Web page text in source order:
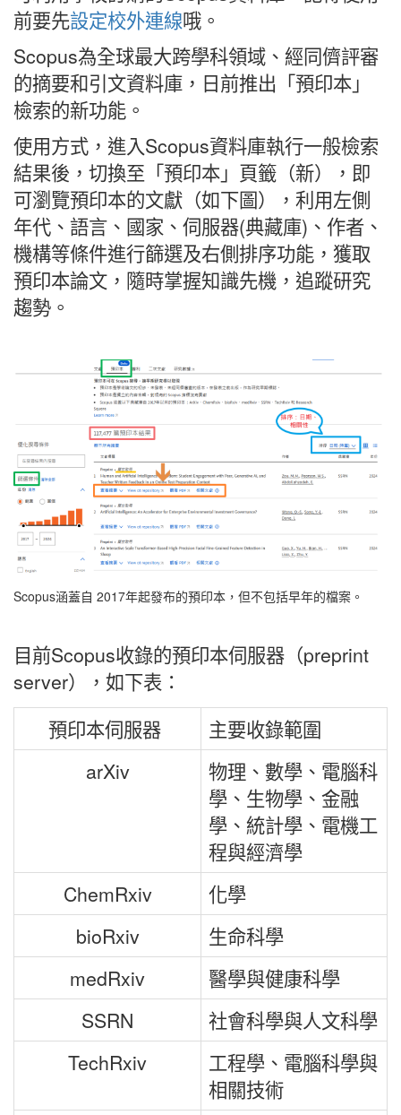
前要先設定校外連線哦。
Scopus為全球最大跨學科領域、經同儕評審
的摘要和引文資料庫，日前推出「預印本」
檢索的新功能。
使用方式，進入Scopus資料庫執行一般檢索
結果後，切換至「預印本」頁籤（新），即
可瀏覽預印本的文獻（如下圖），利用左側
年代、語言、國家、伺服器(典藏庫)、作者、
機構等條件進行篩選及右側排序功能，獲取
預印本論文，隨時掌握知識先機，追蹤研究
趨勢。
Scopus涵蓋自 2017年起發布的預印本，但不包括早年的檔案。
目前Scopus收錄的預印本伺服器（preprint
server），如下表：
預印本伺服器
主要收錄範圍
arXiv
物理、數學、電腦科
學、生物學、金融
學、統計學、電機工
程與經濟學
ChemRxiv
化學
bioRxiv
生命科學
medRxiv
醫學與健康科學
SSRN
社會科學與人文科學
TechRxiv
工程學、電腦科學與
相關技術